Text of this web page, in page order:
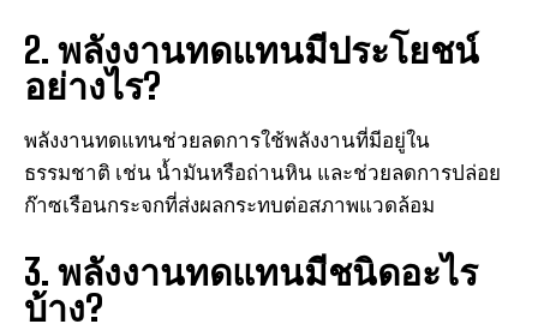
2. พลังงานทดแทนมีประโยชน์
อย่างไร?
พลังงานทดแทนช่วยลดการใช้พลังงานที่มีอยู่ใน
ธรรมชาติ เช่น น้ำมันหรือถ่านหิน และช่วยลดการปล่อย
ก๊าซเรือนกระจกที่ส่งผลกระทบต่อสภาพแวดล้อม
3. พลังงานทดแทนมีชนิดอะไร
บ้าง?